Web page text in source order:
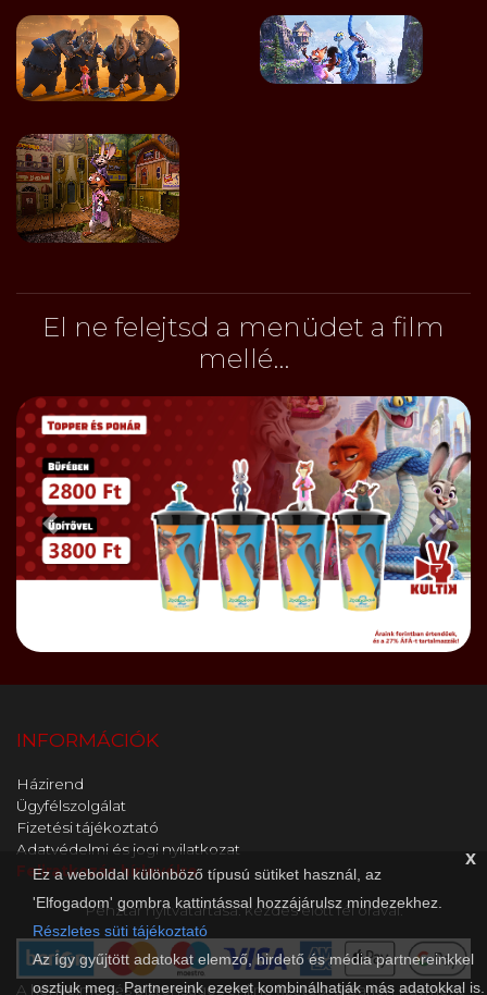
El ne felejtsd a menüdet a film
mellé...
Előző
x
Ez a weboldal különböző típusú sütiket használ, az
'Elfogadom' gombra kattintással hozzájárulsz mindezekhez.
Részletes süti tájékoztató
Az így gyűjtött adatokat elemző, hirdető és média partnereinkkel
osztjuk meg. Partnereink ezeket kombinálhatják más adatokkal is.
INFORMÁCIÓK
Házirend
Ügyfélszolgálat
Fizetési tájékoztató
Adatvédelmi és jogi nyilatkozat
Feliratkozás hírlevélre
Pénztár nyitvatartása: kezdés előtt fél órával.
A kényelmes és biztonságos online fizetést a Barion Payment